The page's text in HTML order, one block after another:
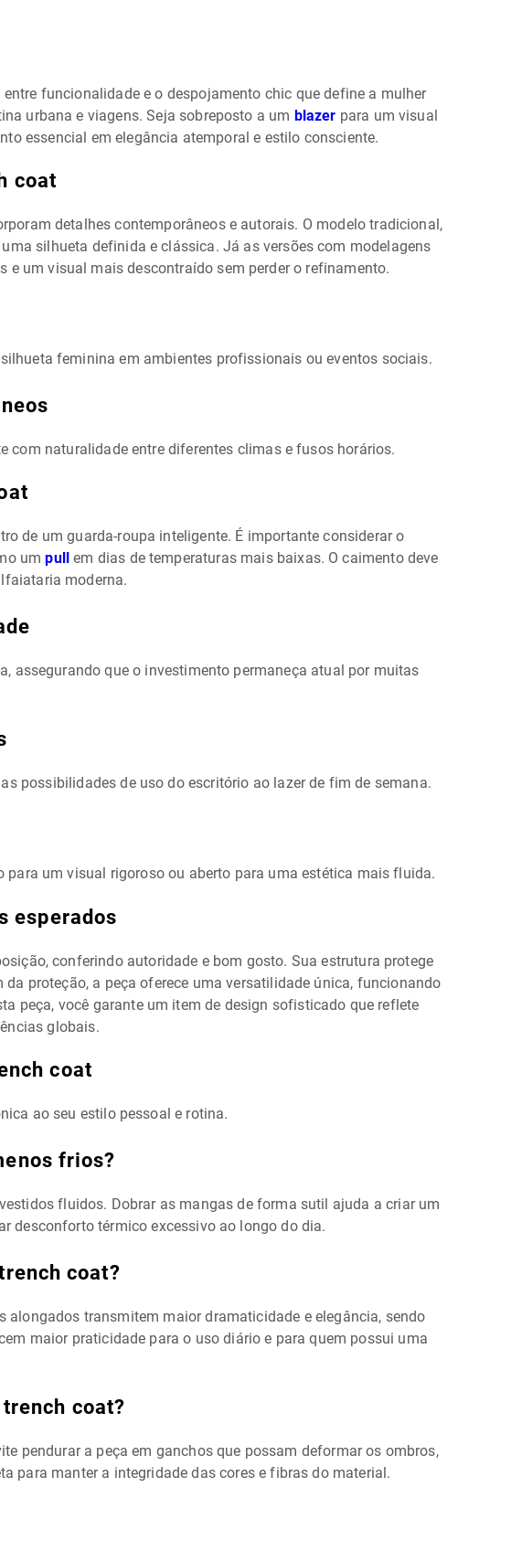
funcionalidade e o despojamento chic que define a mulher
urbana e viagens. Seja sobreposto a um blazer para um visual
essencial em elegância atemporal e estilo consciente.
coat
detalhes contemporâneos e autorais. O modelo tradicional,
silhueta definida e clássica. Já as versões com modelagens
um visual mais descontraído sem perder o refinamento.
feminina em ambientes profissionais ou eventos sociais.
com naturalidade entre diferentes climas e fusos horários.
de um guarda-roupa inteligente. É importante considerar o
umpull
em dias de temperaturas mais baixas. O caimento deve
moderna.
assegurando que o investimento permaneça atual por muitas
possibilidades de uso do escritório ao lazer de fim de semana.
um visual rigoroso ou aberto para uma estética mais fluida.
esperados
conferindo autoridade e bom gosto. Sua estrutura protege
proteção, a peça oferece uma versatilidade única, funcionando
peça, você garante um item de design sofisticado que reflete
globais.
coat
ao seu estilo pessoal e rotina.
frios?
fluidos. Dobrar as mangas de forma sutil ajuda a criar um
desconforto térmico excessivo ao longo do dia.
coat?
transmitem maior dramaticidade e elegância, sendo
maior praticidade para o uso diário e para quem possui uma
coat?
pendurar a peça em ganchos que possam deformar os ombros,
para manter a integridade das cores e fibras do material.